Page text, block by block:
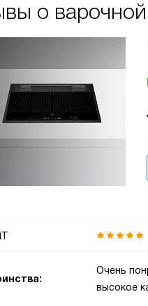
о варочной
Очень
высокое